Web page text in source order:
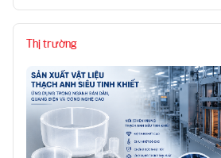
Thị trường